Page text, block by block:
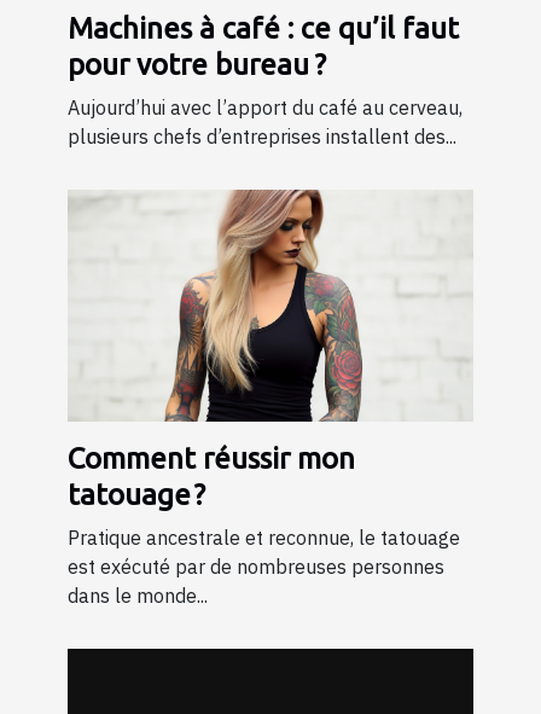
Machines à café : ce qu’il faut
pour votre bureau ?
Aujourd’hui avec l’apport du café au cerveau,
plusieurs chefs d’entreprises installent des...
Comment réussir mon
tatouage ?
Pratique ancestrale et reconnue, le tatouage
est exécuté par de nombreuses personnes
dans le monde...